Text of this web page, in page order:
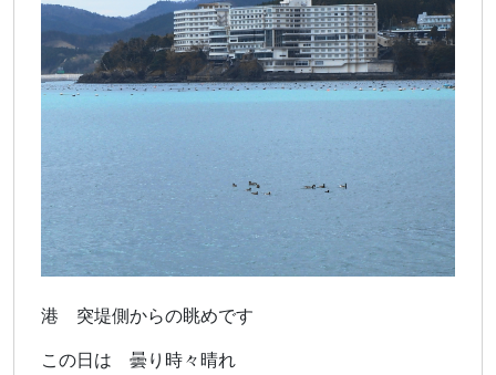
港 突堤側からの眺めです
この日は 曇り時々晴れ